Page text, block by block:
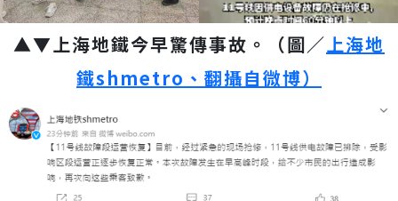
▲▼上海地鐵今早驚傳事故。（圖／上海地
鐵shmetro、翻攝自微博）